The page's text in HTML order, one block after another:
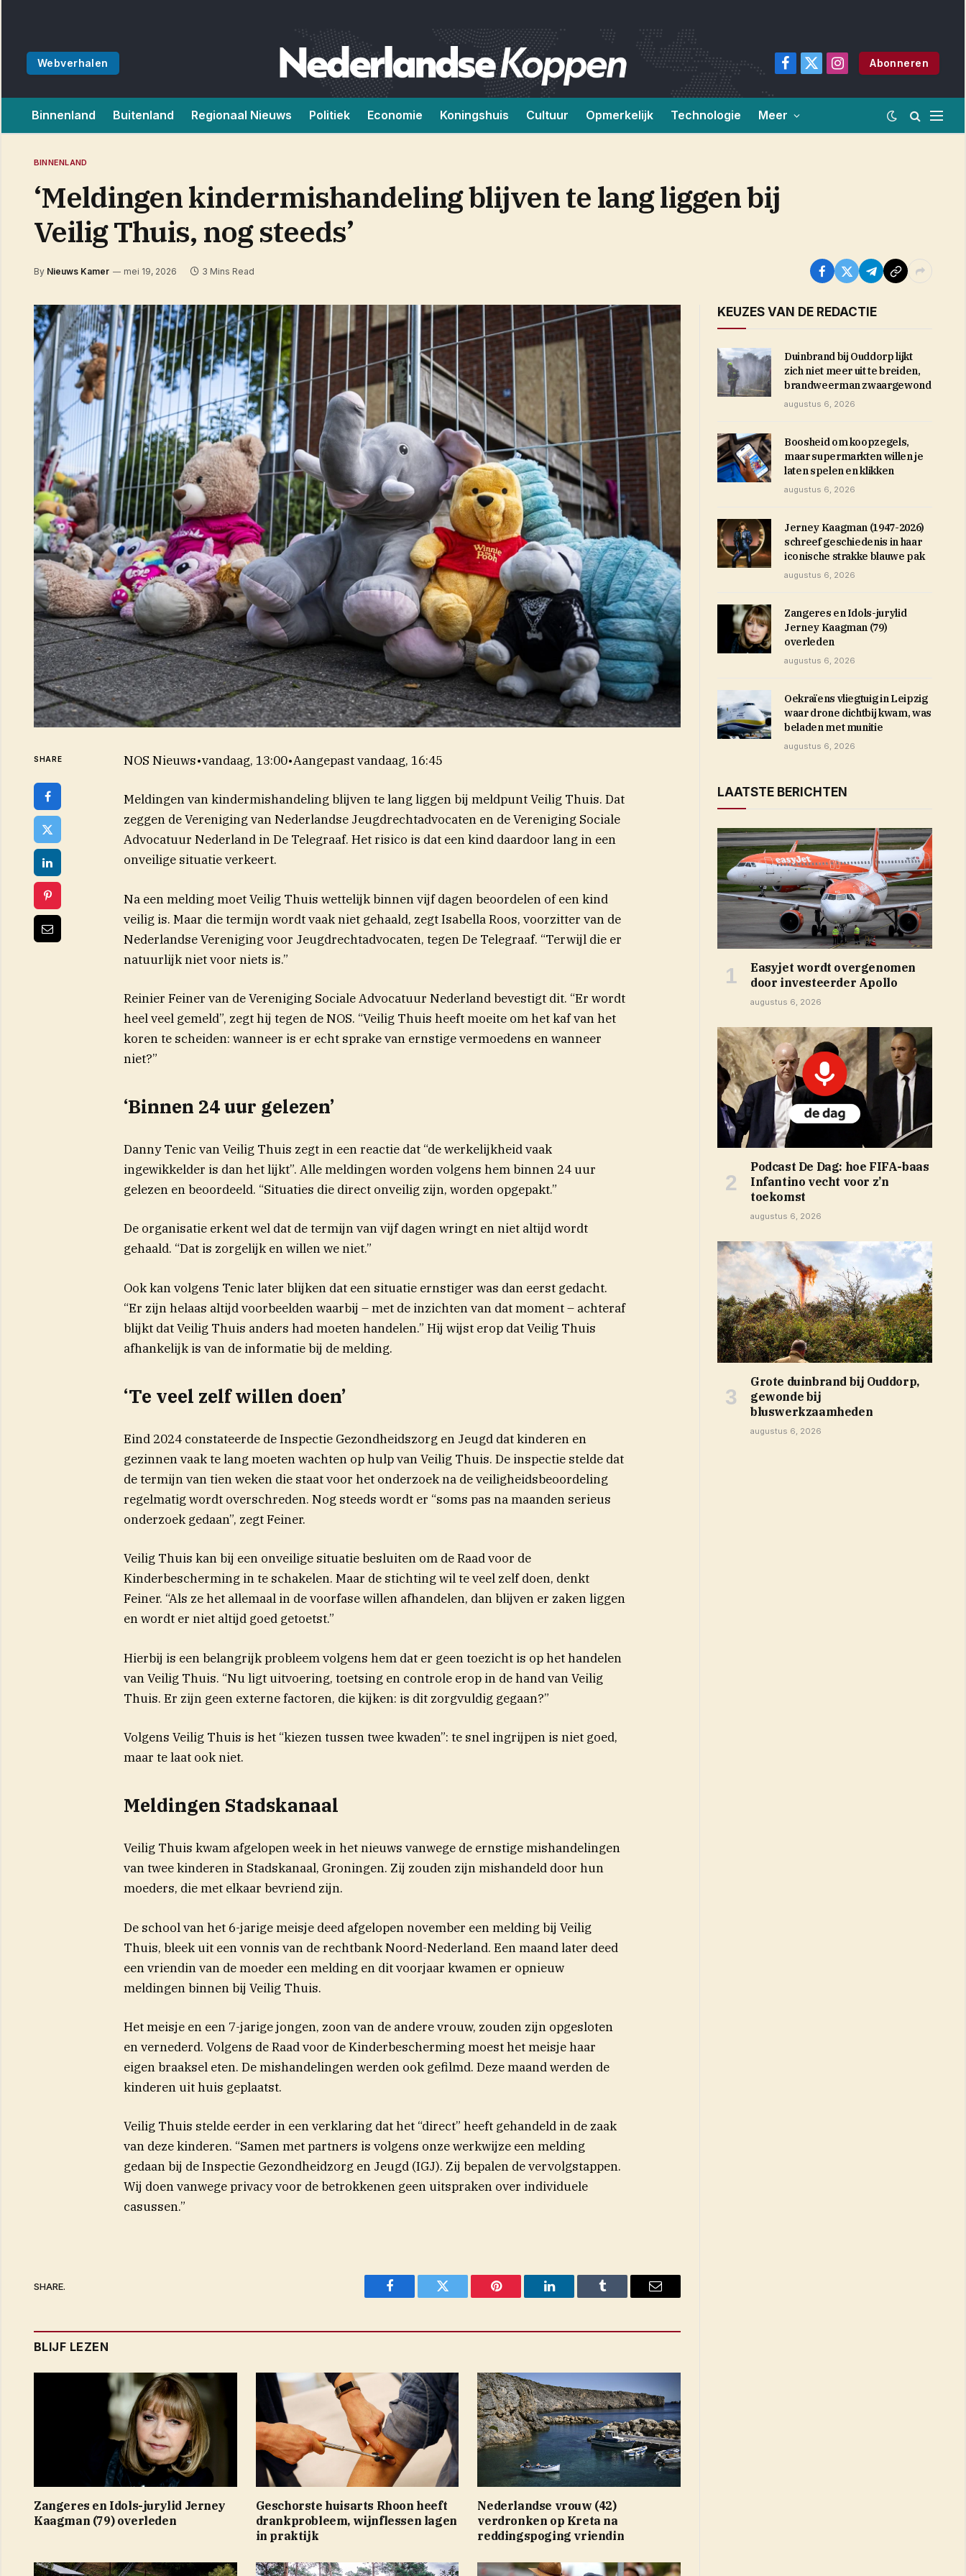
Webverhalen
Facebook
X
Instagram
Abonneren
Binnenland Buitenland Regionaal Nieuws Politiek Economie Koningshuis Cultuur Opmerkelijk Technologie Meer
BINNENLAND
‘Meldingen kindermishandeling blijven te lang liggen bij
Veilig Thuis, nog steeds’
By Nieuws Kamer mei 19, 2026 3 Mins Read
SHARE NOS Nieuws•vandaag, 13:00•Aangepastvandaag, 16:45
Meldingen van kindermishandeling blijven te lang liggen bij meldpunt Veilig Thuis. Dat
zeggen de Vereniging van Nederlandse Jeugdrechtadvocaten en de Vereniging Sociale
Advocatuur Nederland in De Telegraaf(opent in nieuw venster)
. Het risico is dat een kind daardoor lang in een
onveilige situatie verkeert.
Na een melding moet Veilig Thuis wettelijk binnen vijf dagen beoordelen of een kind
veilig is. Maar die termijn wordt vaak niet gehaald, zegt Isabella Roos, voorzitter van de
Nederlandse Vereniging voor Jeugdrechtadvocaten, tegen De Telegraaf. “Terwijl die er
natuurlijk niet voor niets is.”
Reinier Feiner van de Vereniging Sociale Advocatuur Nederland bevestigt dit. “Er wordt
heel veel gemeld”, zegt hij tegen de NOS. “Veilig Thuis heeft moeite om het kaf van het
koren te scheiden: wanneer is er echt sprake van ernstige vermoedens en wanneer
niet?”
‘Binnen 24 uur gelezen’
Danny Tenic van Veilig Thuis zegt in een reactie dat “de werkelijkheid vaak
ingewikkelder is dan het lijkt”. Alle meldingen worden volgens hem binnen 24 uur
gelezen en beoordeeld. “Situaties die direct onveilig zijn, worden opgepakt.”
De organisatie erkent wel dat de termijn van vijf dagen wringt en niet altijd wordt
gehaald. “Dat is zorgelijk en willen we niet.”
Ook kan volgens Tenic later blijken dat een situatie ernstiger was dan eerst gedacht.
“Er zijn helaas altijd voorbeelden waarbij – met de inzichten van dat moment – achteraf
blijkt dat Veilig Thuis anders had moeten handelen.” Hij wijst erop dat Veilig Thuis
afhankelijk is van de informatie bij de melding.
‘Te veel zelf willen doen’
Eind 2024 constateerde de Inspectie Gezondheidszorg en Jeugd dat kinderen en
gezinnen vaak te lang moeten wachten op hulp van Veilig Thuis. De inspectie stelde dat
de termijn van tien weken die staat voor het onderzoek na de veiligheidsbeoordeling
regelmatig wordt overschreden. Nog steeds wordt er “soms pas na maanden serieus
onderzoek gedaan”, zegt Feiner.
Veilig Thuis kan bij een onveilige situatie besluiten om de Raad voor de
Kinderbescherming in te schakelen. Maar de stichting wil te veel zelf doen, denkt
Feiner. “Als ze het allemaal in de voorfase willen afhandelen, dan blijven er zaken liggen
en wordt er niet altijd goed getoetst.”
Hierbij is een belangrijk probleem volgens hem dat er geen toezicht is op het handelen
van Veilig Thuis. “Nu ligt uitvoering, toetsing en controle erop in de hand van Veilig
Thuis. Er zijn geen externe factoren, die kijken: is dit zorgvuldig gegaan?”
Volgens Veilig Thuis is het “kiezen tussen twee kwaden”: te snel ingrijpen is niet goed,
maar te laat ook niet.
Meldingen Stadskanaal
Veilig Thuis kwam afgelopen week in het nieuws vanwege de ernstige mishandelingen
van twee kinderen in Stadskanaal, Groningen. Zij zouden zijn mishandeld door hun
moeders, die met elkaar bevriend zijn.
De school van het 6-jarige meisje deed afgelopen november een melding bij Veilig
Thuis, bleek uit eenvonnis(opent in nieuw venster)
van de rechtbank Noord-Nederland. Een maand later deed
een vriendin van de moeder een melding en dit voorjaar kwamen er opnieuw
meldingen binnen bij Veilig Thuis.
Het meisje en een 7-jarige jongen, zoon van de andere vrouw, zouden zijn opgesloten
en vernederd. Volgens de Raad voor de Kinderbescherming moest het meisje haar
eigen braaksel eten. De mishandelingen werden ook gefilmd. Deze maand werden de
kinderen uit huis geplaatst.
Veilig Thuis stelde eerder in een verklaring dat het “direct” heeft gehandeld in de zaak
van deze kinderen. “Samen met partners is volgens onze werkwijze een melding
gedaan bij de Inspectie Gezondheidzorg en Jeugd (IGJ). Zij bepalen de vervolgstappen.
Wij doen vanwege privacy voor de betrokkenen geen uitspraken over individuele
casussen.”
SHARE.
Facebook Twitter Pinterest LinkedIn Tumblr Email
BLIJF LEZEN
Zangeres en Idols-jurylid Jerney
Kaagman (79) overleden
Geschorste huisarts Rhoon heeft
drankprobleem, wijnflessen lagen
in praktijk
Nederlandse vrouw (42)
verdronken op Kreta na
reddingspoging vriendin
KEUZES VAN DE REDACTIE
Duinbrand bij Ouddorp lijkt
zich niet meer uit te breiden,
brandweerman zwaargewond
augustus 6, 2026
Boosheid om koopzegels,
maar supermarkten willen je
laten spelen en klikken
augustus 6, 2026
Jerney Kaagman (1947-2026)
schreef geschiedenis in haar
iconische strakke blauwe pak
augustus 6, 2026
Zangeres en Idols-jurylid
Jerney Kaagman (79)
overleden
augustus 6, 2026
Oekraïens vliegtuig in Leipzig
waar drone dichtbij kwam, was
beladen met munitie
augustus 6, 2026
LAATSTE BERICHTEN
Easyjet wordt overgenomen
door investeerder Apollo
augustus 6, 2026
Podcast De Dag: hoe FIFA-baas
Infantino vecht voor z’n
toekomst
augustus 6, 2026
Grote duinbrand bij Ouddorp,
gewonde bij
bluswerkzaamheden
augustus 6, 2026